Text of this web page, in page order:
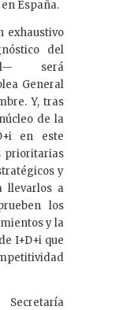
España.
exhaustivo
del
será
General
Y, tras
de la
en este
prioritarias
y
llevarlos a
los
y la
I+D+i que